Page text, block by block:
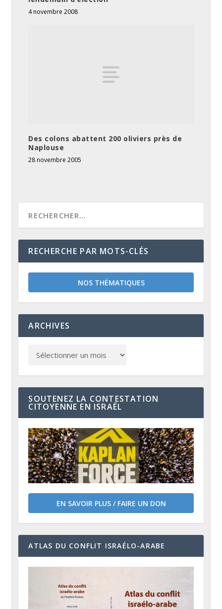
4 novembre 2008
Des colons abattent 200 oliviers près de
Naplouse
28 novembre 2005
RECHERCHE PAR MOTS-CLÉS
NOS THÉMATIQUES
ARCHIVES
SOUTENEZ LA CONTESTATION
CITOYENNE EN ISRAËL
EN SAVOIR PLUS / FAIRE UN DON
ATLAS DU CONFLIT ISRAÉLO-ARABE